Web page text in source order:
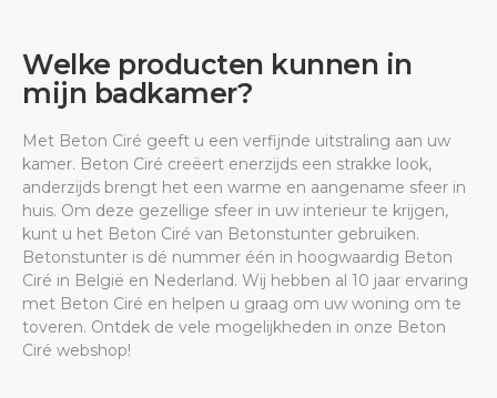
Welke producten kunnen in
mijn badkamer?
Met Beton Ciré geeft u een verfijnde uitstraling aan uw
kamer. Beton Ciré creëert enerzijds een strakke look,
anderzijds brengt het een warme en aangename sfeer in
huis. Om deze gezellige sfeer in uw interieur te krijgen,
kunt u het Beton Ciré van Betonstunter gebruiken.
Betonstunter is dé nummer één in hoogwaardig Beton
Ciré in België en Nederland. Wij hebben al 10 jaar ervaring
met Beton Ciré en helpen u graag om uw woning om te
toveren. Ontdek de vele mogelijkheden in onze Beton
Ciré webshop!